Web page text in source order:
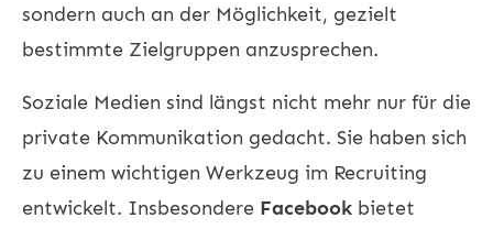
sondern auch an der Möglichkeit, gezielt
bestimmte Zielgruppen anzusprechen.
Soziale Medien sind längst nicht mehr nur für die
private Kommunikation gedacht. Sie haben sich
zu einem wichtigen Werkzeug im Recruiting
entwickelt. Insbesondere Facebook bietet